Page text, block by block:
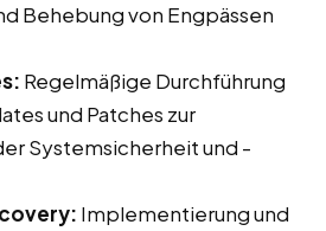
Behebung von Engpässen
Regelmäßige Durchführung
und Patches zur
Systemsicherheit und -
Implementierung und